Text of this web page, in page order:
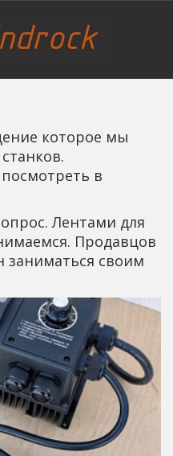
которое мы
в
Лентами для
Продавцов
заниматься своим